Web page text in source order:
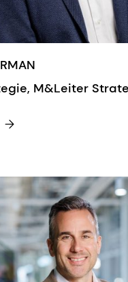
M&Leiter